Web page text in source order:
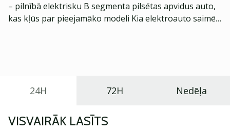
– pilnībā elektrisku B segmenta pilsētas apvidus auto,
kas kļūs par pieejamāko modeli Kia elektroauto saimē
24H 72H Nedēļa
VISVAIRĀK LASĪTS